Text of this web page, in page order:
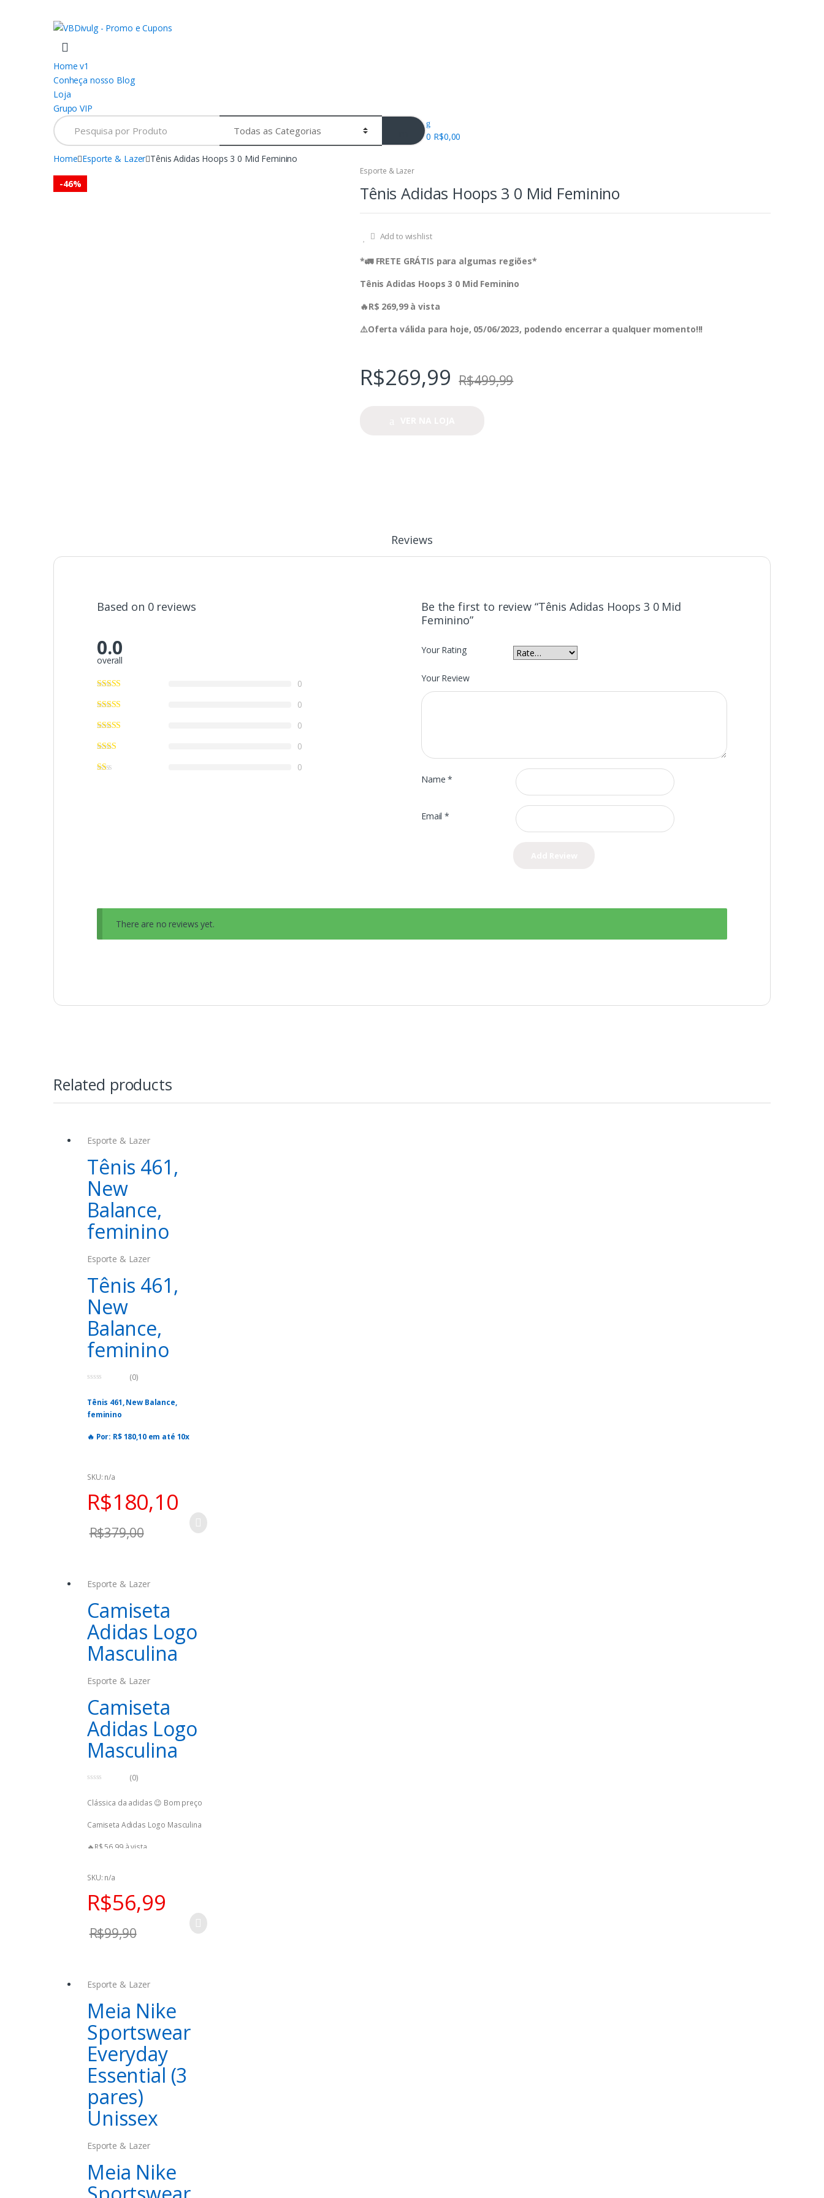
Home v1
Conheça nosso Blog
Loja
Grupo VIP
Search
for:
0 R$0,00
Home Esporte & Lazer Tênis Adidas Hoops 3 0 Mid Feminino
-46%
Esporte & Lazer
Tênis Adidas Hoops 3 0 Mid Feminino
Add to wishlist
*🚛 FRETE GRÁTIS para algumas regiões*
Tênis Adidas Hoops 3 0 Mid Feminino
🔥R$ 269,99 à vista
⚠️Oferta válida para hoje, 05/06/2023, podendo encerrar a qualquer momento!!!
R$269,99 R$499,99
Reviews
Based on 0 reviews
0.0
overall
0
0
0
0
0
Be the first to review “Tênis Adidas Hoops 3 0 Mid
Feminino”
Your Rating
Your Review
Name*
Email*
There are no reviews yet.
Related products
Esporte & Lazer
Tênis 461,
New
Balance,
feminino
Esporte & Lazer
Tênis 461,
New
Balance,
feminino
u
t
o
(0)
Tênis 461, New Balance,
feminino
🔥 Por: R$ 180,10 em até 10x
qualquer momento!!!
✒️ Seja prime, primeiro mês é
grátis e pode cancelar quando
quiser (inclusive no primeiro
mês):
https://amzn.to/3xyV8G9
SKU: n/a
R$180,10
R$379,00
Esporte & Lazer
Camiseta
Adidas Logo
Masculina
Esporte & Lazer
Camiseta
Adidas Logo
Masculina
u
f
(0)
Clássica da adidas 😉 Bom preço
Camiseta Adidas Logo Masculina
🔥R$ 56,99 à vista
https://bit.ly/3Bs0Qh9
⚠️ Oferta válida para hoje,
15/05/2023, podendo encerrar a
qualquer momento!!!
SKU: n/a
R$56,99
R$99,90
Esporte & Lazer
Meia Nike
Sportswear
Everyday
Essential (3
pares)
Unissex
Esporte & Lazer
Meia Nike